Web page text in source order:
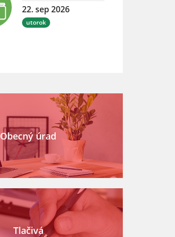
22. sep 2026
utorok
Obecný úrad
Tlačivá